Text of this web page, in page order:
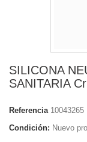
SILICONA
SANITARIA
Referencia 10043265
Condición: Nuevo